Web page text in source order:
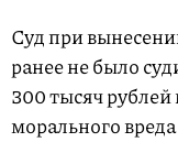
Суд при
ранее не было
300 тысяч
морального